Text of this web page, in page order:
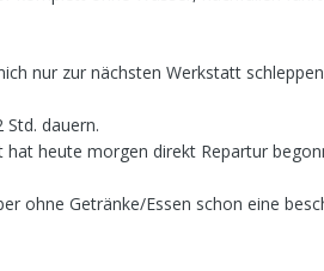
nur zur nächsten Werkstatt
dauern.
heute morgen direkt Repartur
ohne Getränke/Essen schon eine